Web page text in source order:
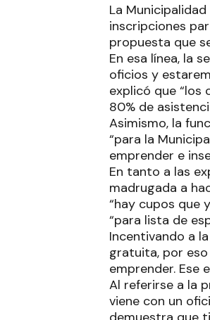
La
inscripciones
propuesta que
En esa línea, la
oficios y
explicó que
80% de
Asimismo, la
“para la
emprender e
En tanto a las
madrugada a
“hay cupos que
“para lista de
Incentivando a
gratuita, por
emprender. Ese
Al referirse a la
viene con un